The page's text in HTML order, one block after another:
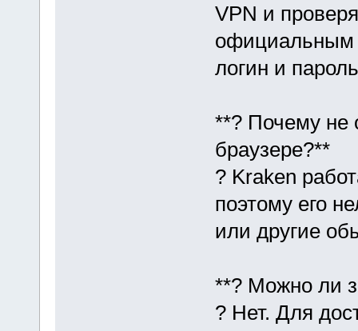
VPN и
официальным
логин и
**? Почему не
браузере?**
? Kraken
поэтому его
или другие
**? Можно ли
? Нет. Для